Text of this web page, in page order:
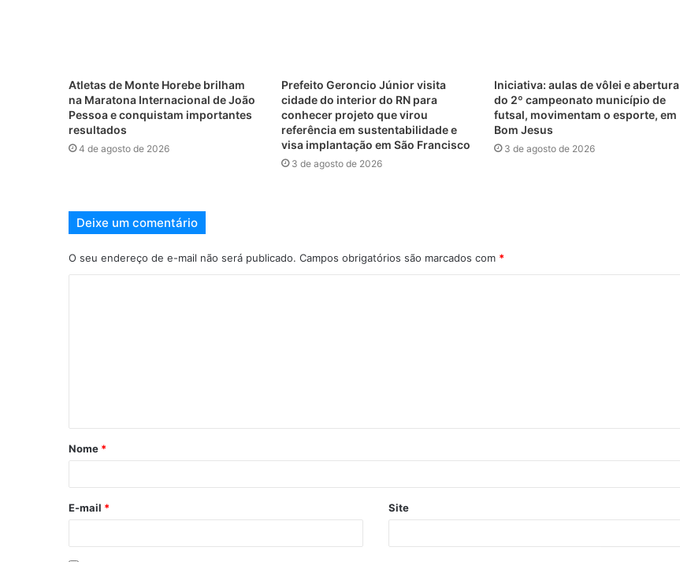
Atletas de Monte Horebe brilham
na Maratona Internacional de João
Pessoa e conquistam importantes
resultados
4 de agosto de 2026
Prefeito Geroncio Júnior visita
cidade do interior do RN para
conhecer projeto que virou
referência em sustentabilidade e
visa implantação em São Francisco
3 de agosto de 2026
Iniciativa: aulas de vôlei e abertura
do 2º campeonato município de
futsal, movimentam o esporte, em
Bom Jesus
3 de agosto de 2026
Deixe um comentário
O seu endereço de e-mail não será publicado. Campos obrigatórios são marcados com *
Nome *
E-mail * Site